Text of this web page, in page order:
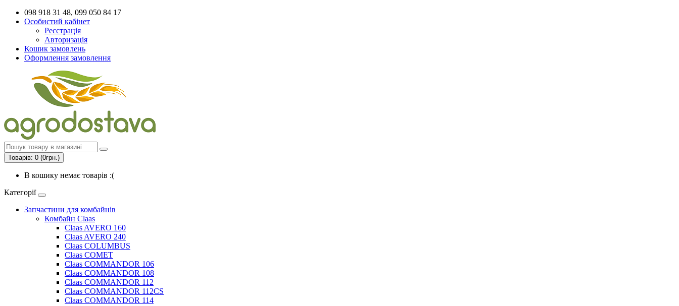
098 918 31 48, 099 050 84 17
Особистий кабінет
Реєстрація
Авторизація
Кошик замовлень
Оформлення замовлення
Товарів: 0 (0грн.)
В кошику немає товарів :(
Категорії
Запчастини для комбайнів
Комбайн Claas
Claas AVERO 160
Claas AVERO 240
Claas COLUMBUS
Claas COMET
Claas COMMANDOR 106
Claas COMMANDOR 108
Claas COMMANDOR 112
Claas COMMANDOR 112CS
Claas COMMANDOR 114